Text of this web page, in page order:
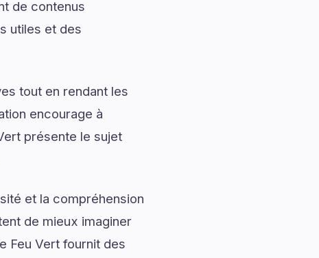
de contenus
utiles et des
tout en rendant les
encourage à
présente le sujet
et la compréhension
de mieux imaginer
Feu Vert fournit des